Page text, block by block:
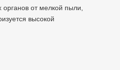
от мелкой пыли,
высокой